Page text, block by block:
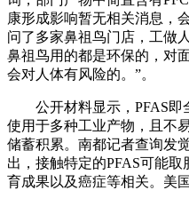
康形成影响暂无相关消息，
问了多家鼻祖鸟门店，工做
鼻祖鸟用的都是环保的，对
会对人体有风险的。”。
公开材料显示，PFAS即
使用于多种工业产物，且不
储蓄积累。南都记者查询发
出，接触特定的PFAS可能
育成果以及癌症等相关。美